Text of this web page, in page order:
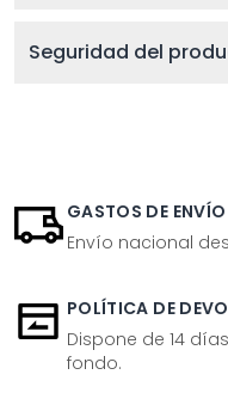
Seguridad del
GASTOS DE ENVÍO
Envío nacional
POLÍTICA DE
Dispone de 14
fondo.